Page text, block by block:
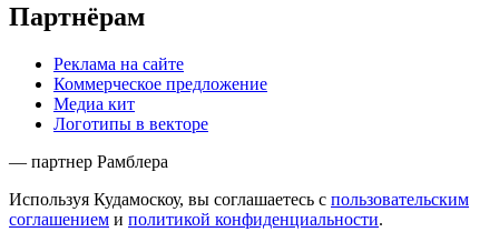
Партнёрам
Реклама на сайте
Коммерческое предложение
Медиа кит
Логотипы в векторе
— партнер Рамблера
Используя Кудамоскоу, вы соглашаетесь с пользовательским
соглашением и политикой конфиденциальности.